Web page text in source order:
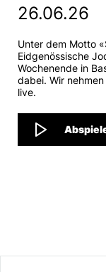
26.06.26
Unter dem Motto
Eidgenössische
Wochenende in
dabei. Wir
live.